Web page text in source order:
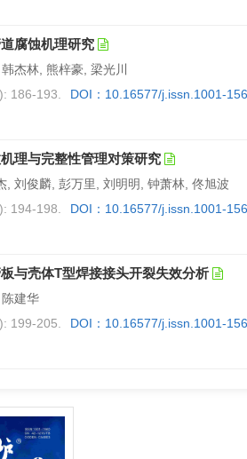
腐蚀机理研究
杰林, 熊梓豪, 梁光川
186-193.
DOI：10.16577/j.issn.1001-
理与完整性管理对策研究
, 刘俊麟, 彭万里, 刘明明, 钟萧林, 佟旭波
194-198.
DOI：10.16577/j.issn.1001-
与壳体T型焊接接头开裂失效分析
建华
199-205.
DOI：10.16577/j.issn.1001-